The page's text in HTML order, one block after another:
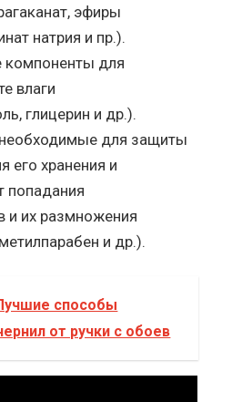
эфиры
натрия и пр.).
для
влаги
глицерин и др.).
для защиты
его хранения и
попадания
и их размножения
и др.).
способы
от ручки с обоев